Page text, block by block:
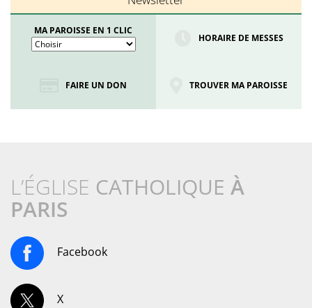
MA PAROISSE EN 1 CLIC
HORAIRE DE MESSES
FAIRE UN DON TROUVER MA PAROISSE
L’ÉGLISE CATHOLIQUE À
PARIS
Facebook
X